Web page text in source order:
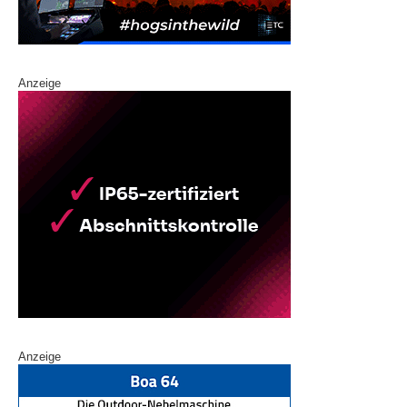
Anzeige
Anzeige